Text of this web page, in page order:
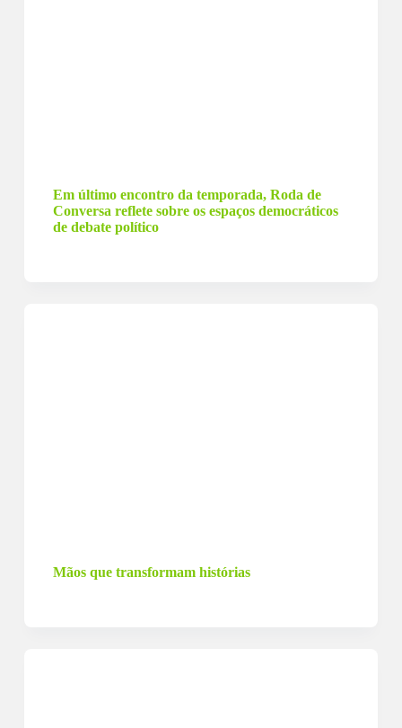
Em último encontro da temporada, Roda de
Conversa reflete sobre os espaços democráticos
de debate político
Mãos que transformam histórias